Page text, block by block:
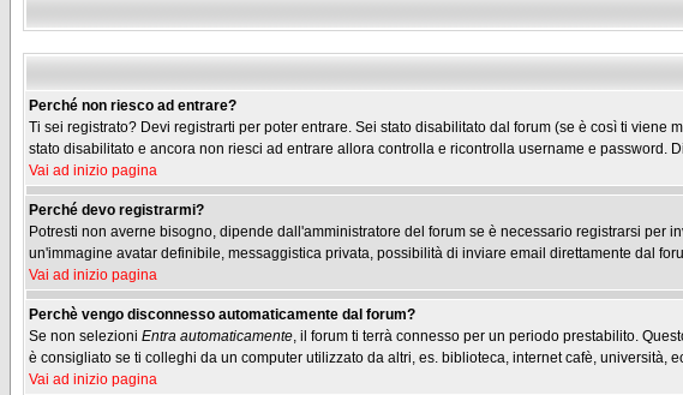
Perché non riesco ad entrare?
Ti sei registrato? Devi registrarti per poter entrare. Sei stato disabilitato dal forum (se è così ti
stato disabilitato e ancora non riesci ad entrare allora controlla e ricontrolla username e
Vai ad inizio pagina
Perché devo registrarmi?
Potresti non averne bisogno, dipende dall'amministratore del forum se è necessario registrarsi
un'immagine avatar definibile, messaggistica privata, possibilità di inviare email direttamente dal
Vai ad inizio pagina
Perchè vengo disconnesso automaticamente dal forum?
Se non selezioni Entra automaticamente, il forum ti terrà connesso per un periodo prestabilito.
è consigliato se ti colleghi da un computer utilizzato da altri, es. biblioteca, internet cafè, università,
Vai ad inizio pagina